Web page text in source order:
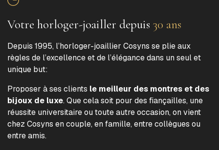
Votre horloger-joailler depuis 30 ans
Depuis 1995, l’horloger-joaillier Cosyns se plie aux
règles de l’excellence et de l’élégance dans un seul et
unique but:
Proposer à ses clients le meilleur des montres et des
bijoux de luxe. Que cela soit pour des fiançailles, une
réussite universitaire ou toute autre occasion, on vient
chez Cosyns en couple, en famille, entre collègues ou
entre amis.